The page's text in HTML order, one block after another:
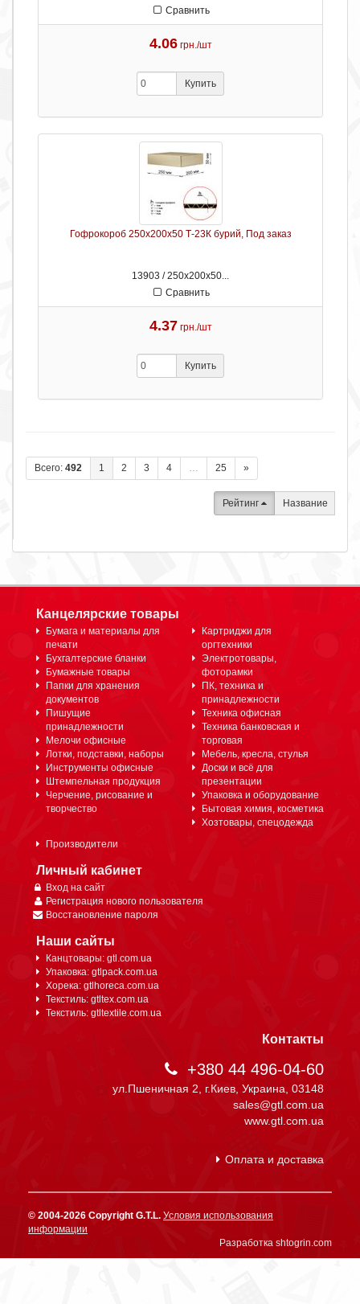
Сравнить
4.06 грн./шт
Купить
Гофрокороб 250х200х50 Т-23К бурий, Под заказ
13903 / 250х200х50...
Сравнить
4.37 грн./шт
Купить
Всего: 492 1 2 3 4 … 25 »
Рейтинг Название
Канцелярские товары
Бумага и материалы для
печати
Бухгалтерские бланки
Бумажные товары
Папки для хранения
документов
Пишущие
принадлежности
Мелочи офисные
Лотки, подставки, наборы
Инструменты офисные
Штемпельная продукция
Черчение, рисование и
творчество
Картриджи для
оргтехники
Электротовары,
фоторамки
ПК, техника и
принадлежности
Техника офисная
Техника банковская и
торговая
Мебель, кресла, стулья
Доски и всё для
презентации
Упаковка и оборудование
Бытовая химия, косметика
Хозтовары, спецодежда
Производители
Личный кабинет
Вход на сайт
Регистрация нового пользователя
Восстановление пароля
Наши сайты
Канцтовары: gtl.com.ua
Упаковка: gtlpack.com.ua
Хорека: gtlhoreca.com.ua
Текстиль: gtltex.com.ua
Текстиль: gtltextile.com.ua
Контакты
+380 44 496-04-60
ул.Пшеничная 2, г.Киев, Украина, 03148
sales@gtl.com.ua
www.gtl.com.ua
Оплата и доставка
© 2004-2026 Copyright G.T.L. Условия использования
информации
Разработка shtogrin.com